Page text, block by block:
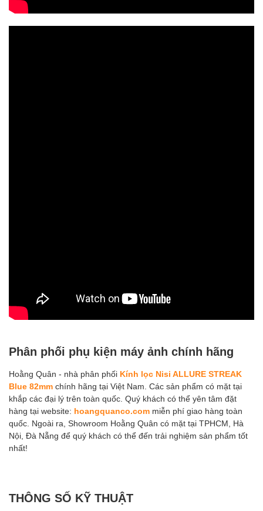
Phân phối phụ kiện máy ảnh chính hãng
Hoằng Quân - nhà phân phối Kính lọc Nisi ALLURE STREAK
Blue 82mm chính hãng tại Việt Nam. Các sản phẩm có mặt tại
khắp các đại lý trên toàn quốc. Quý khách có thể yên tâm đặt
hàng tại website: hoangquanco.com miễn phí giao hàng toàn
quốc. Ngoài ra, Showroom Hoằng Quân có mặt tại TPHCM, Hà
Nội, Đà Nẵng để quý khách có thể đến trải nghiệm sản phẩm tốt
nhất!
THÔNG SỐ KỸ THUẬT